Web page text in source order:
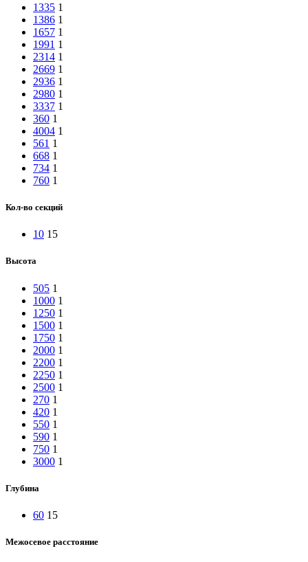
1335 1
1386 1
1657 1
1991 1
2314 1
2669 1
2936 1
2980 1
3337 1
360 1
4004 1
561 1
668 1
734 1
760 1
Кол-во секций
10 15
Высота
505 1
1000 1
1250 1
1500 1
1750 1
2000 1
2200 1
2250 1
2500 1
270 1
420 1
550 1
590 1
750 1
3000 1
Глубина
60 15
Межосевое расстояние